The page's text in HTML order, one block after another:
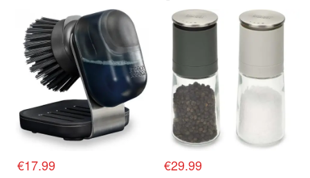
€17.99 €29.99